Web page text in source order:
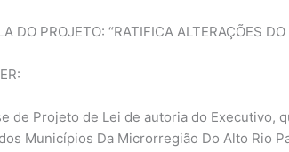
DO PROJETO: “RATIFICA ALTERAÇÕES
de Projeto de Lei de autoria do Executivo,
Municípios Da Microrregião Do Alto Rio